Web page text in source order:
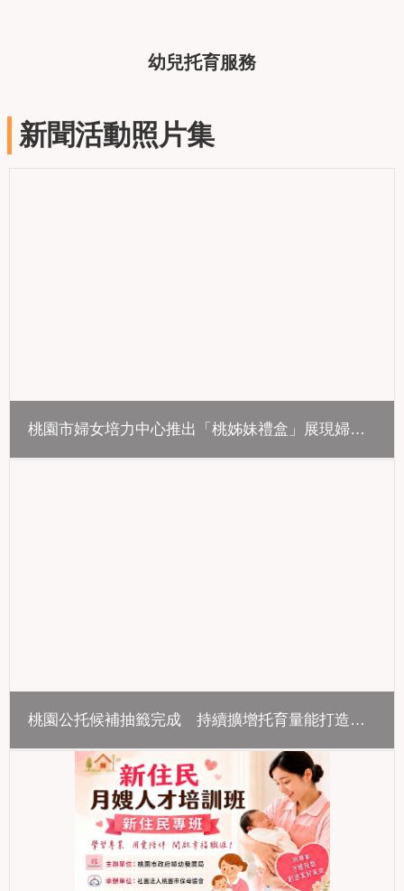
幼兒托育服務
新聞活動照片集
桃園市婦女培力中心推出「桃姊妹禮盒」展現婦女培力成果，攜手公益合作傳遞溫暖
桃園公托候補抽籤完成 持續擴增托育量能打造友善育兒環境